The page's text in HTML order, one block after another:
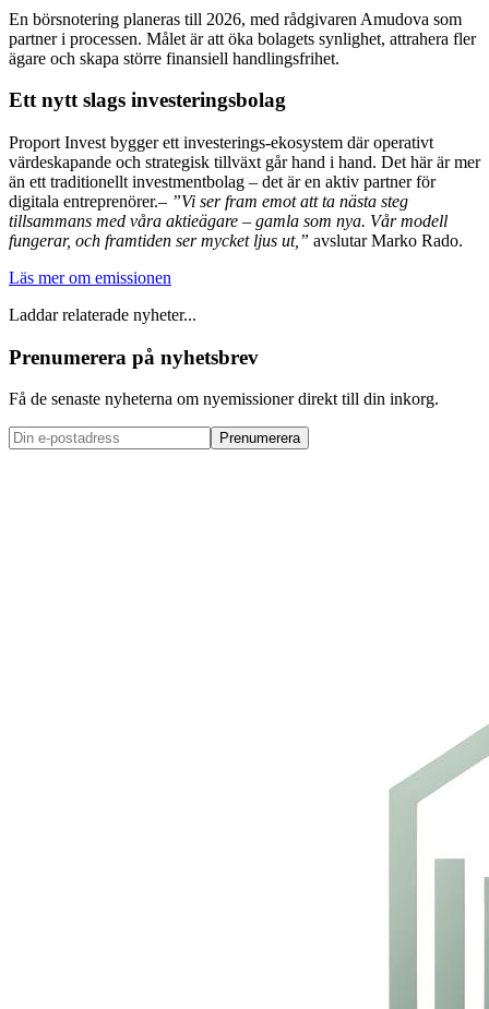
En börsnotering planeras till 2026, med rådgivaren Amudova som
partner i processen. Målet är att öka bolagets synlighet, attrahera fler
ägare och skapa större finansiell handlingsfrihet.
Ett nytt slags investeringsbolag
Proport Invest bygger ett investerings-ekosystem där operativt
värdeskapande och strategisk tillväxt går hand i hand. Det här är mer
än ett traditionellt investmentbolag – det är en aktiv partner för
digitala entreprenörer.– ”Vi ser fram emot att ta nästa steg
tillsammans med våra aktieägare – gamla som nya. Vår modell
fungerar, och framtiden ser mycket ljus ut,” avslutar Marko Rado.
Läs mer om emissionen
Laddar relaterade nyheter...
Prenumerera på nyhetsbrev
Få de senaste nyheterna om nyemissioner direkt till din inkorg.
Prenumerera